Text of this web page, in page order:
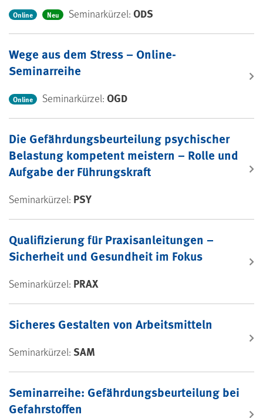
Online Neu Seminarkürzel: ODS
Wege aus dem Stress – Online-
Seminarreihe
Online Seminarkürzel:OGD
Die Gefährdungsbeurteilung psychischer
Belastung kompetent meistern – Rolle und
Aufgabe der Führungskraft
Seminarkürzel: PSY
Qualifizierung für Praxisanleitungen –
Sicherheit und Gesundheit im Fokus
Seminarkürzel: PRAX
Sicheres Gestalten von Arbeitsmitteln
Seminarkürzel: SAM
Seminarreihe: Gefährdungsbeurteilung bei
Gefahrstoffen